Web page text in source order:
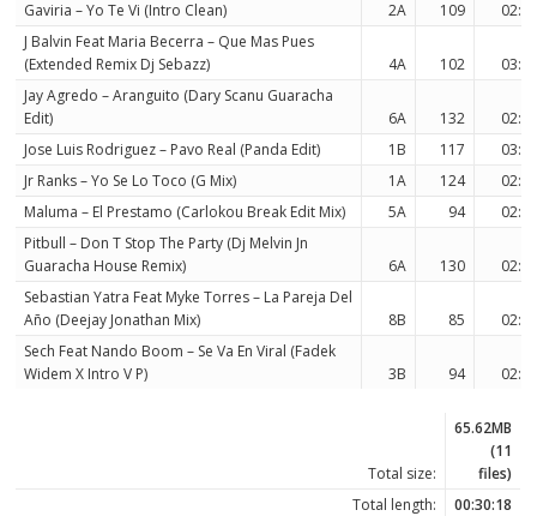
Gaviria – Yo Te Vi (Intro Clean)
2A 109
J Balvin Feat Maria Becerra – Que Mas Pues
(Extended Remix Dj Sebazz)
4A 102
Jay Agredo – Aranguito (Dary Scanu Guaracha
Edit)
6A 132
Jose Luis Rodriguez – Pavo Real (Panda Edit)
1B 117
Jr Ranks – Yo Se Lo Toco (G Mix)
1A 124
Maluma – El Prestamo (Carlokou Break Edit Mix)
5A 94
Pitbull – Don T Stop The Party (Dj Melvin Jn
Guaracha House Remix)
6A 130
Sebastian Yatra Feat Myke Torres – La Pareja Del
Año (Deejay Jonathan Mix)
8B 85
Sech Feat Nando Boom – Se Va En Viral (Fadek
Widem X Intro V P)
3B 94
Total size:
65.62MB
(11
files)
Total length:
00:30:18